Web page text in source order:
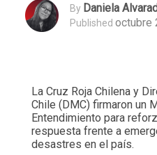
By Daniela
Published octubre
La Cruz Roja Chilena y
Chile (DMC) firmaron un
Entendimiento para
respuesta frente a
desastres en el país.